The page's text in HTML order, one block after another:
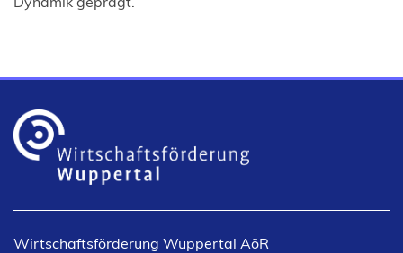
Wirtschaftsförderung Wuppertal AöR